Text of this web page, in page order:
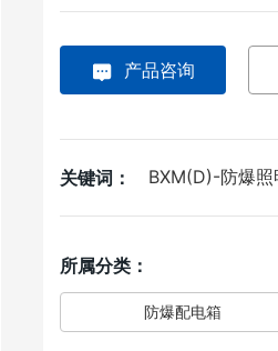
产品咨询
关键词： BXM(D)-防爆
所属分类：
防爆配电箱